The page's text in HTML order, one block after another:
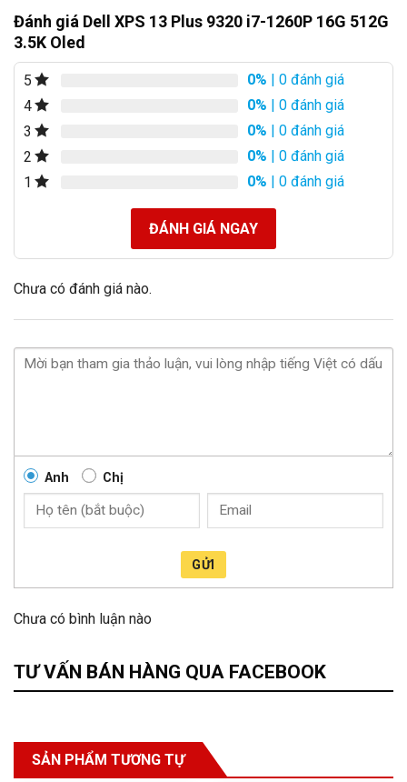
Đánh giá Dell XPS 13 Plus 9320 i7-1260P 16G 512G
3.5K Oled
5 0% | 0 đánh giá
4
0% | 0 đánh giá
3
0% | 0 đánh giá
2
0% | 0 đánh giá
1
0% | 0 đánh giá
ĐÁNH GIÁ NGAY
Chưa có đánh giá nào.
Anh Chị
GỬI
Chưa có bình luận nào
TƯ VẤN BÁN HÀNG QUA FACEBOOK
SẢN PHẨM TƯƠNG TỰ